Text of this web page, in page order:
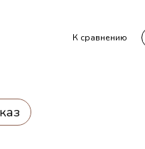
К сравнению